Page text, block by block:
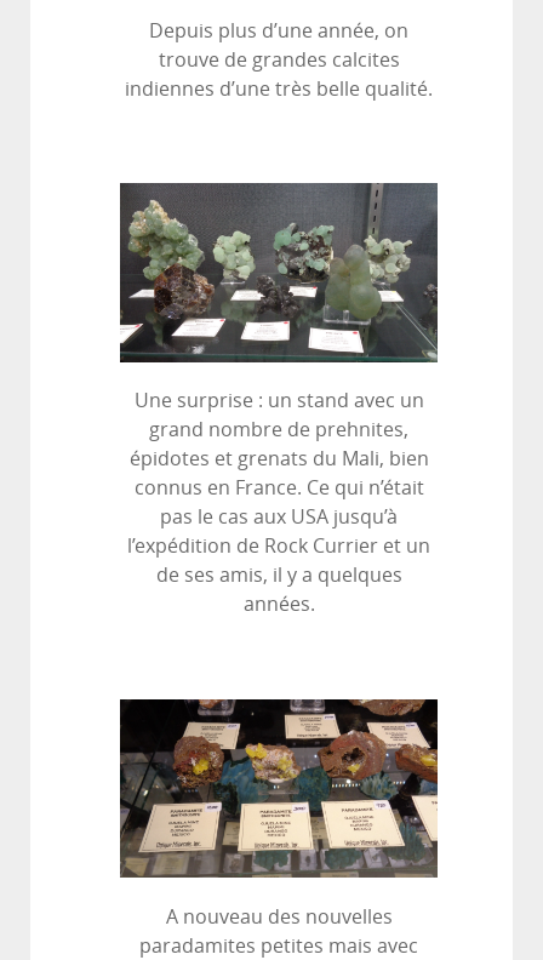
Depuis plus d’une année, on
trouve de grandes calcites
indiennes d’une très belle qualité.
Une surprise : un stand avec un
grand nombre de prehnites,
épidotes et grenats du Mali, bien
connus en France. Ce qui n’était
pas le cas aux USA jusqu’à
l’expédition de Rock Currier et un
de ses amis, il y a quelques
années.
A nouveau des nouvelles
paradamites petites mais avec